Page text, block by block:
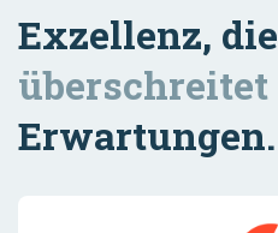
Exzellenz, die
überschreitet
Erwartungen.